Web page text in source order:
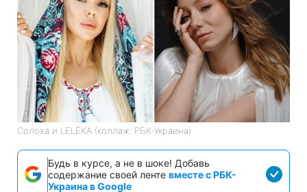
Солоха и LELÈKA (коллаж: РБК-Украина)
Будь в курсе, а не в шоке! Добавь
содержание своей ленте вместе с РБК-
Украина в Google